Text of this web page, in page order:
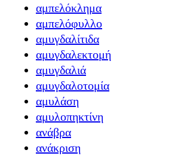
αμπελόκλημα
αμπελόφυλλο
αμυγδαλίτιδα
αμυγδαλεκτομή
αμυγδαλιά
αμυγδαλοτομία
αμυλάση
αμυλοπηκτίνη
ανάβρα
ανάκριση